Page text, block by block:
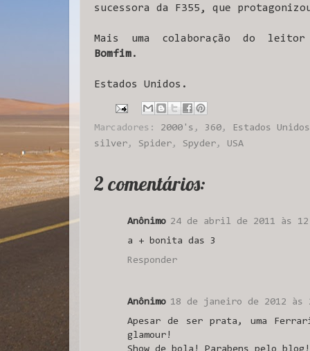
sucessora da F355, que
Mais uma colaboração do
Bomfim.
Estados Unidos.
Marcadores: 2000's , 360 ,
Estados Unidos
silver , Spider , Spyder , USA
2 comentários:
Anônimo 24 de abril de 2011 às
a + bonita das 3
Responder
Anônimo 18 de janeiro de 2012 às
Apesar de ser prata, uma
glamour!